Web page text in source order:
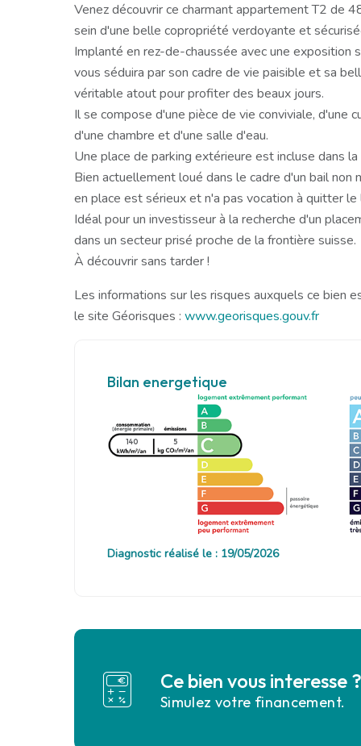
Venez découvrir ce charmant appartement T2 de
sein d'une belle copropriété verdoyante et
Implanté en rez-de-chaussée avec une exposition
vous séduira par son cadre de vie paisible et sa
véritable atout pour profiter des beaux jours.
Il se compose d'une pièce de vie conviviale, d'une
d'une chambre et d'une salle d'eau.
Une place de parking extérieure est incluse dans
Bien actuellement loué dans le cadre d'un bail non
en place est sérieux et n'a pas vocation à quitter
Idéal pour un investisseur à la recherche d'un
dans un secteur prisé proche de la frontière suisse.
À découvrir sans tarder !
Les informations sur les risques auxquels ce bien
le site Géorisques : www.georisques.gouv.fr
Bilan energetique
140 5
Diagnostic réalisé le : 19/05/2026
Ce bien vous interesse ?
Simulez votre financement.